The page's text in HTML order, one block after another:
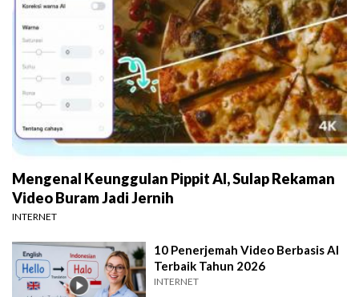
Mengenal Keunggulan Pippit AI, Sulap Rekaman
Video Buram Jadi Jernih
INTERNET
10 Penerjemah Video Berbasis AI
Terbaik Tahun 2026
INTERNET